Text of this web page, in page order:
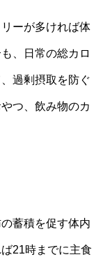
ーが多ければ体
、日常の総カロ
過剰摂取を防ぐ
つ、飲み物のカ
蓄積を促す体内
21時までに主食